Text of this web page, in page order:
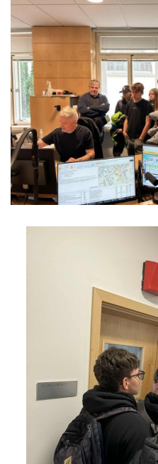
VOLNÁ PRACOVNÍ MÍSTA
ARBORETUM ŠKOLY
organizace,
PSČ
Škola: 546 453 183, mobil 739 666
606 946 586,
© 2026